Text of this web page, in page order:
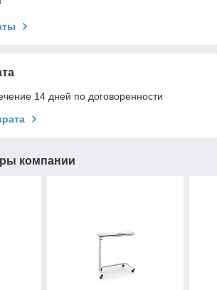
14 дней по договоренности
компании